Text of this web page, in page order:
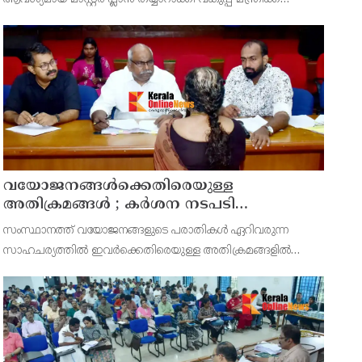
അറിയിച്ചു. ഡിപ്പോയ്ക്ക് നാല് ഏക്കറിൽ അധികം വരുന്ന
സ്ഥലമുണ്ട്
വയോജനങ്ങൾക്കെതിരെയുള്ള
അതിക്രമങ്ങൾ ; കർശന നടപടി
സ്വീകരിക്കുമെന്ന് കമ്മീഷൻ
സംസ്ഥാനത്ത് വയോജനങ്ങളുടെ പരാതികൾ ഏറിവരുന്ന
സാഹചര്യത്തിൽ ഇവർക്കെതിരെയുള്ള അതിക്രമങ്ങളിൽ
ചെയർമാൻ അഡ്വ. കെ. സോമപ്രസാദ്.